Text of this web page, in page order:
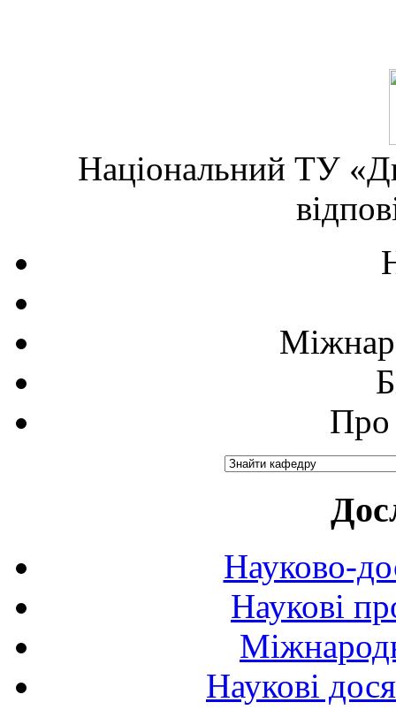
Національний ТУ
Про
Науково-
Наукові
Наукові